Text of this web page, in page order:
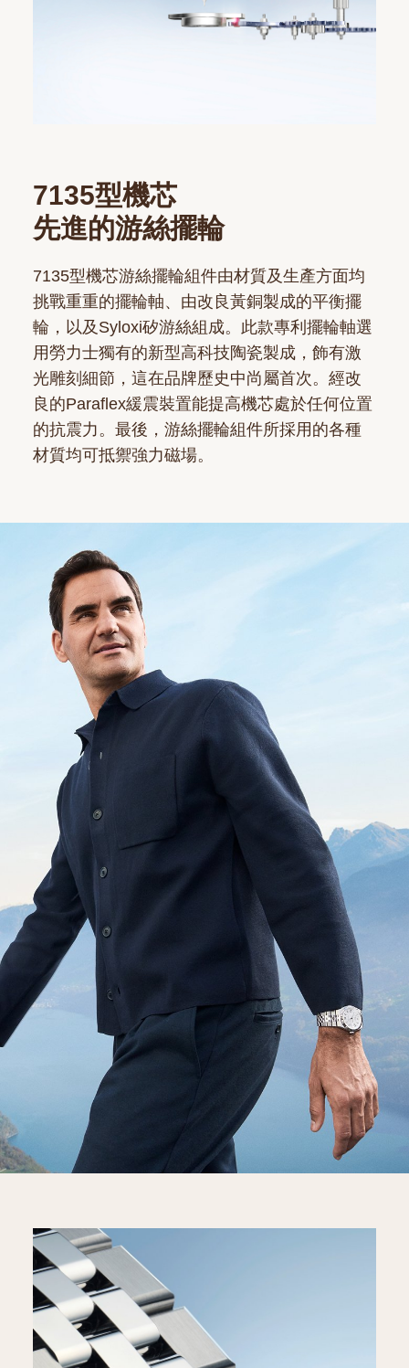
7135型機芯
先進的游絲擺輪
7135型機芯游絲擺輪組件由材質及生產方面均
挑戰重重的擺輪軸、由改良黃銅製成的平衡擺
輪，以及Syloxi矽游絲組成。此款專利擺輪軸選
用勞力士獨有的新型高科技陶瓷製成，飾有激
光雕刻細節，這在品牌歷史中尚屬首次。經改
良的Paraflex緩震裝置能提高機芯處於任何位置
的抗震力。最後，游絲擺輪組件所採用的各種
材質均可抵禦強力磁場。